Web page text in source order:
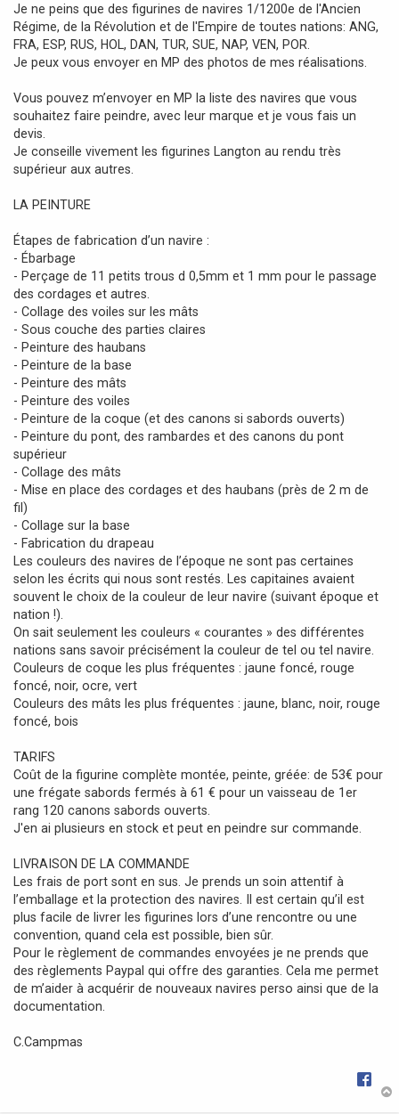
g
e
Je ne peins que des figurines de navires 1/1200e de l'Ancien
Régime, de la Révolution et de l'Empire de toutes nations: ANG,
FRA, ESP, RUS, HOL, DAN, TUR, SUE, NAP, VEN, POR.
Je peux vous envoyer en MP des photos de mes réalisations.
Vous pouvez m’envoyer en MP la liste des navires que vous
souhaitez faire peindre, avec leur marque et je vous fais un
devis.
Je conseille vivement les figurines Langton au rendu très
supérieur aux autres.
LA PEINTURE
Étapes de fabrication d’un navire :
- Ébarbage
- Perçage de 11 petits trous d 0,5mm et 1 mm pour le passage
des cordages et autres.
- Collage des voiles sur les mâts
- Sous couche des parties claires
- Peinture des haubans
- Peinture de la base
- Peinture des mâts
- Peinture des voiles
- Peinture de la coque (et des canons si sabords ouverts)
- Peinture du pont, des rambardes et des canons du pont
supérieur
- Collage des mâts
- Mise en place des cordages et des haubans (près de 2 m de
fil)
- Collage sur la base
- Fabrication du drapeau
Les couleurs des navires de l’époque ne sont pas certaines
selon les écrits qui nous sont restés. Les capitaines avaient
souvent le choix de la couleur de leur navire (suivant époque et
nation !).
On sait seulement les couleurs « courantes » des différentes
nations sans savoir précisément la couleur de tel ou tel navire.
Couleurs de coque les plus fréquentes : jaune foncé, rouge
foncé, noir, ocre, vert
Couleurs des mâts les plus fréquentes : jaune, blanc, noir, rouge
foncé, bois
TARIFS
Coût de la figurine complète montée, peinte, gréée: de 53€ pour
une frégate sabords fermés à 61 € pour un vaisseau de 1er
rang 120 canons sabords ouverts.
J'en ai plusieurs en stock et peut en peindre sur commande.
LIVRAISON DE LA COMMANDE
Les frais de port sont en sus. Je prends un soin attentif à
l’emballage et la protection des navires. Il est certain qu’il est
plus facile de livrer les figurines lors d’une rencontre ou une
convention, quand cela est possible, bien sûr.
Pour le règlement de commandes envoyées je ne prends que
des règlements Paypal qui offre des garanties. Cela me permet
de m’aider à acquérir de nouveaux navires perso ainsi que de la
documentation.
C.Campmas